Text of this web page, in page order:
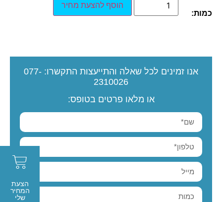
כמות:
הוסף להצעת מחיר
אנו זמינים לכל שאלה והתייעצות התקשרו: 077-
2310026
או מלאו פרטים בטופס:
הצעת
המחיר
שלי